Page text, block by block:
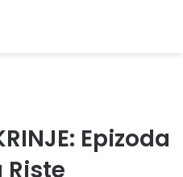
Epizoda
Riste